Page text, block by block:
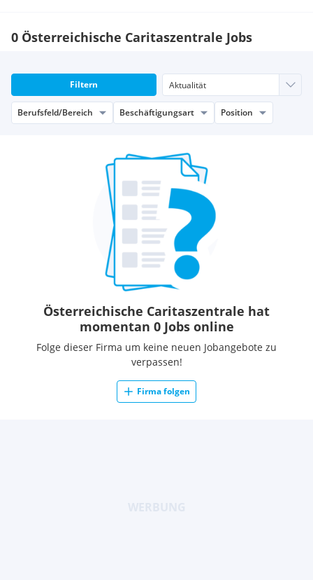
0 Österreichische Caritaszentrale Jobs
Filtern
Berufsfeld/Bereich Beschäftigungsart Position
Österreichische Caritaszentrale hat
momentan 0 Jobs online
Folge dieser Firma um keine neuen Jobangebote zu
verpassen!
Firma folgen